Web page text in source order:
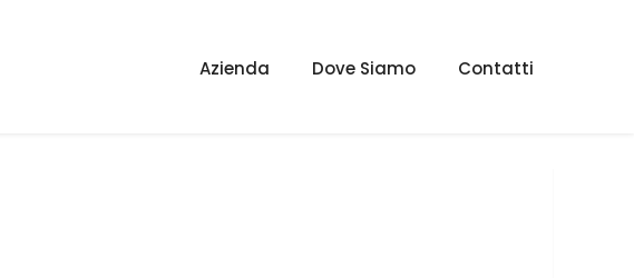
Azienda Dove Siamo Contatti